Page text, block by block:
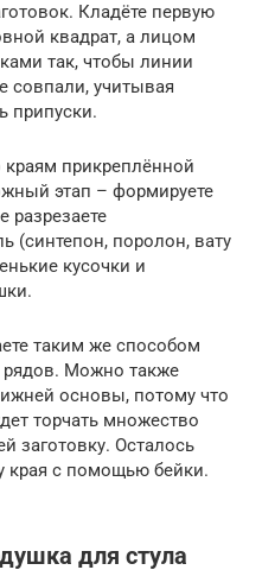
Кладёте первую
квадрат, а лицом
так, чтобы линии
совпали, учитывая
припуски.
краям прикреплённой
этап – формируете
разрезаете
(синтепон, поролон, вату
кусочки и
таким же способом
рядов. Можно также
основы, потому что
торчать множество
заготовку. Осталось
края с помощью бейки.
для стула